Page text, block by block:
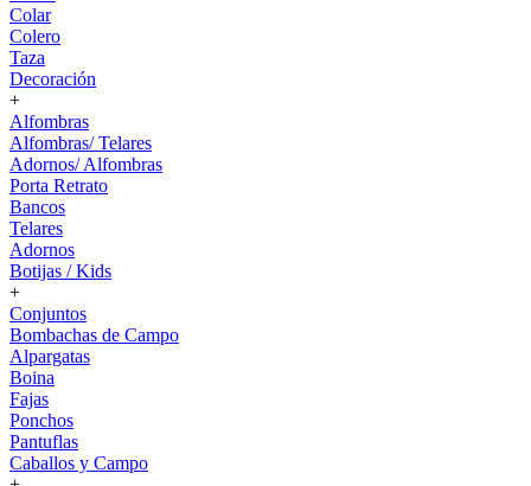
Colar
Colero
Taza
Decoración
+
Alfombras
Alfombras/ Telares
Adornos/ Alfombras
Porta Retrato
Bancos
Telares
Adornos
Botijas / Kids
+
Conjuntos
Bombachas de Campo
Alpargatas
Boina
Fajas
Ponchos
Pantuflas
Caballos y Campo